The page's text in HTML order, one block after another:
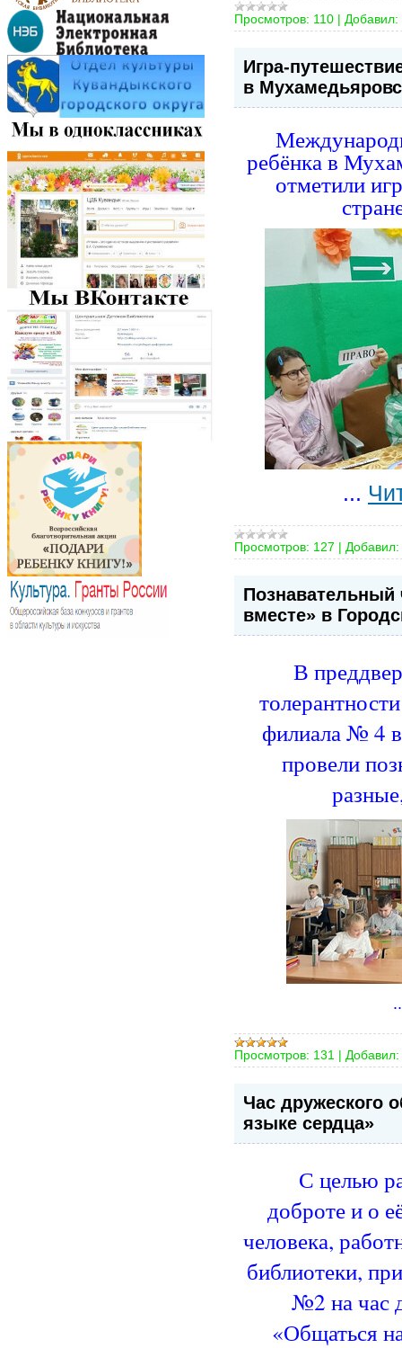
Просмотров: 110 | Добавил:
Игра-
в
ребёнка в
отметили
...
Просмотров: 127 | Добавил:
вместе» в
В
филиала № 4
провели
Просмотров: 131 | Добавил:
Час дружеского
языке сердца»
С целью
доброте и о
человека,
библиотеки,
№2 на час